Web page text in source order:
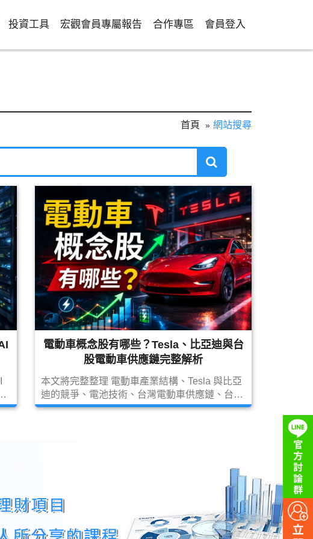
投資工具 宏觀會員專屬報告 合作專區 會員登入
首頁 網站搜尋
電動車概念股有哪些？Tesla、比亞迪與台
股電動車供應鏈完整解析
本文將完整整理 電動車產業結構、Tesla 與比亞
迪的競爭、電池技術、台灣電動車供應鏈、台股
電動車概念股 Top30，以及未來 10 年發展趨